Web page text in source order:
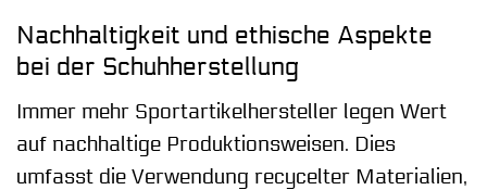
Nachhaltigkeit und ethische Aspekte
bei der Schuhherstellung
Immer mehr Sportartikelhersteller legen Wert
auf nachhaltige Produktionsweisen. Dies
umfasst die Verwendung recycelter Materialien,